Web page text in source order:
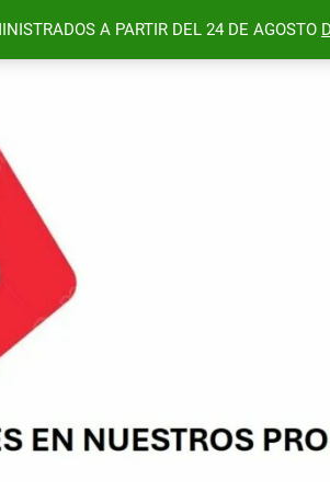
A PARTIR DEL 24 DE AGOSTO